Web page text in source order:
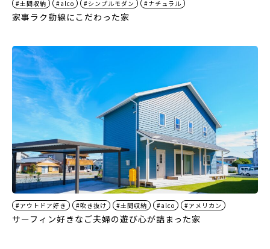
#土間収納 #alco #シンプルモダン #ナチュラル
家事ラク動線にこだわった家
#アウトドア好き #吹き抜け #土間収納 #alco #アメリカン
サーフィン好きなご夫婦の遊び心が詰まった家